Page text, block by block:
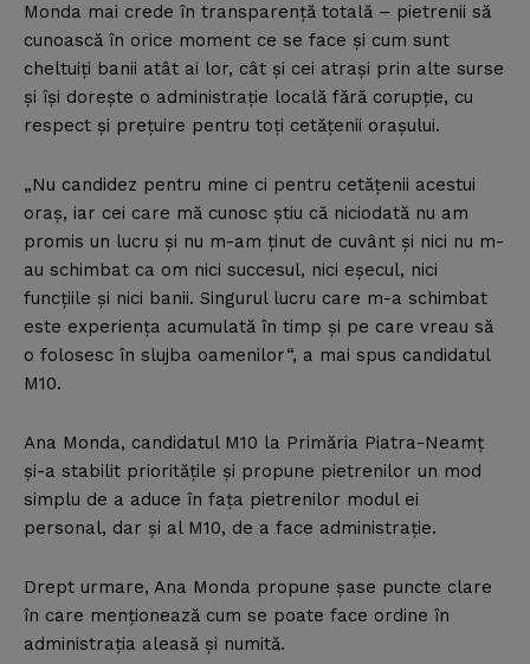
Monda mai crede în transparenţă totală – pietrenii să
cunoască în orice moment ce se face şi cum sunt
cheltuiţi banii atât ai lor, cât şi cei atraşi prin alte surse
şi îşi doreşte o administraţie locală fără corupţie, cu
respect şi preţuire pentru toţi cetăţenii oraşului.
„Nu candidez pentru mine ci pentru cetăţenii acestui
oraş, iar cei care mă cunosc ştiu că niciodată nu am
promis un lucru şi nu m-am ţinut de cuvânt şi nici nu m-
au schimbat ca om nici succesul, nici eşecul, nici
funcţiile şi nici banii. Singurul lucru care m-a schimbat
este experienţa acumulată în timp şi pe care vreau să
o folosesc în slujba oamenilor“, a mai spus candidatul
M10.
Ana Monda, candidatul M10 la Primăria Piatra-Neamţ
şi-a stabilit priorităţile şi propune pietrenilor un mod
simplu de a aduce în faţa pietrenilor modul ei
personal, dar şi al M10, de a face administraţie.
Drept urmare, Ana Monda propune şase puncte clare
în care menţionează cum se poate face ordine în
administraţia aleasă şi numită.